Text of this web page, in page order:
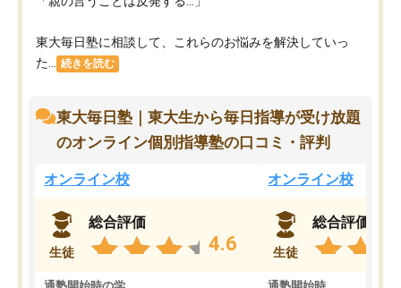
東大毎日塾に相談して、これらのお悩みを解決していっ
た...
続きを読む
東大毎日塾｜東大生から毎日指導が受け放題
のオンライン個別指導塾の口コミ・評判
オンライン校
生徒
総合評価
4.6
オンライン校
生徒
総合評価